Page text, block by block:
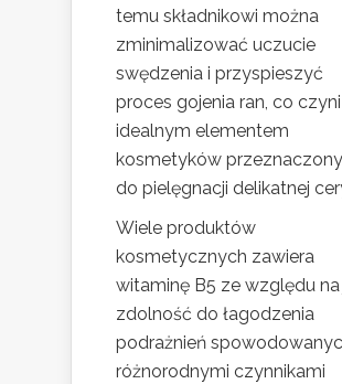
temu składnikowi można
zminimalizować uczucie
swędzenia i przyspieszyć
proces gojenia ran, co
idealnym elementem
kosmetyków
do pielęgnacji delikatnej
Wiele produktów
kosmetycznych zawiera
witaminę B5 ze względu na
zdolność do łagodzenia
podrażnień
różnorodnymi czynnikami